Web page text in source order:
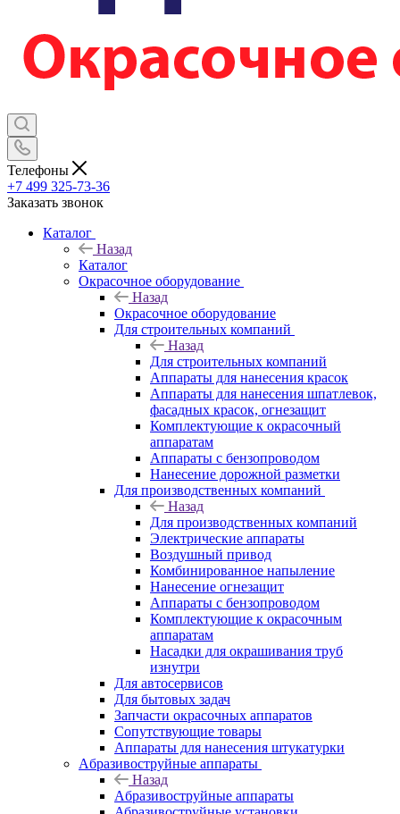
Телефоны
+7 499 325-73-36
Заказать звонок
Каталог
Назад
Каталог
Окрасочное оборудование
Назад
Окрасочное оборудование
Для строительных компаний
Назад
Для строительных компаний
Аппараты для нанесения красок
Аппараты для нанесения шпатлевок,
фасадных красок, огнезащит
Комплектующие к окрасочный
аппаратам
Аппараты с бензопроводом
Нанесение дорожной разметки
Для производственных компаний
Назад
Для производственных компаний
Электрические аппараты
Воздушный привод
Комбинированное напыление
Нанесение огнезащит
Аппараты с бензопроводом
Комплектующие к окрасочным
аппаратам
Насадки для окрашивания труб
изнутри
Для автосервисов
Для бытовых задач
Запчасти окрасочных аппаратов
Сопутствующие товары
Аппараты для нанесения штукатурки
Aбразивоструйные аппараты
Назад
Aбразивоструйные аппараты